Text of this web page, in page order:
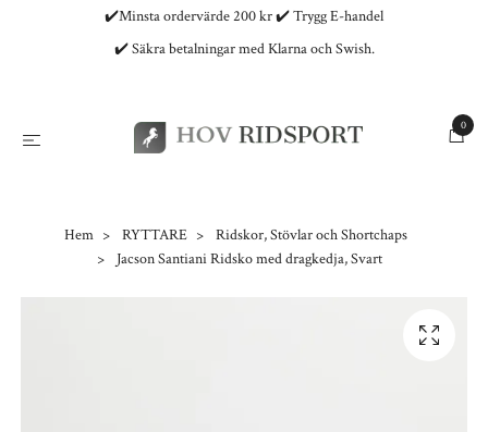
✔️Minsta ordervärde 200 kr ✔️ Trygg E-handel
✔️ Säkra betalningar med Klarna och Swish.
0
Hem RYTTARE
Ridskor, Stövlar och Shortchaps
Jacson Santiani Ridsko med dragkedja, Svart